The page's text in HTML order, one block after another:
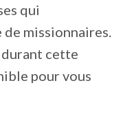
qui
missionnaires.
durant cette
pour vous